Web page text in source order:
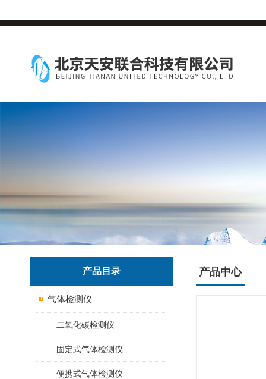
产品目录
气体检测仪
二氧化碳检测仪
固定式气体检测仪
便携式气体检测仪
产品中心